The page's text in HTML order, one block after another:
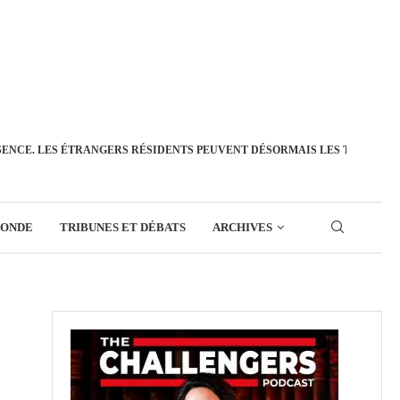
LES ÉTRANGERS RÉSIDENTS PEUVENT DÉSORMAIS LES
TRIBUNES ET DÉBATS ARCHIVES